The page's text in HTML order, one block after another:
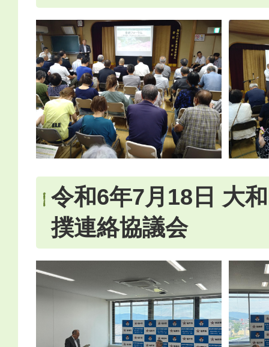
令和6年7月18日 大
撲連絡協議会